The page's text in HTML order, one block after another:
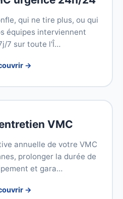
qui ne tire plus, ou qui
équipes interviennent
7 sur toute l'Î…
→
VMC
annuelle de votre VMC
prolonger la durée de
et gara…
→